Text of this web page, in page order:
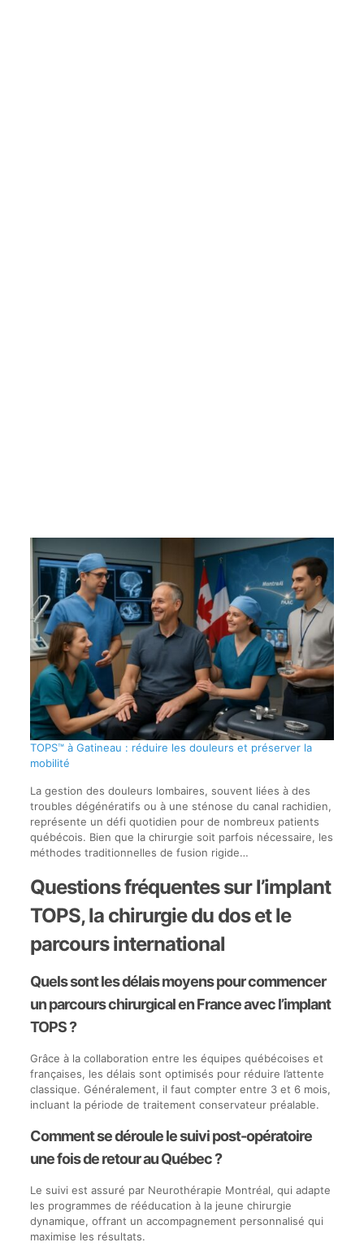
TOPS™ à Gatineau : réduire les douleurs et préserver la
mobilité
La gestion des douleurs lombaires, souvent liées à des
troubles dégénératifs ou à une sténose du canal rachidien,
représente un défi quotidien pour de nombreux patients
québécois. Bien que la chirurgie soit parfois nécessaire, les
méthodes traditionnelles de fusion rigide…
Questions fréquentes sur l’implant
TOPS, la chirurgie du dos et le
parcours international
Quels sont les délais moyens pour commencer
un parcours chirurgical en France avec l’implant
TOPS ?
Grâce à la collaboration entre les équipes québécoises et
françaises, les délais sont optimisés pour réduire l’attente
classique. Généralement, il faut compter entre 3 et 6 mois,
incluant la période de traitement conservateur préalable.
Comment se déroule le suivi post-opératoire
une fois de retour au Québec ?
Le suivi est assuré par Neurothérapie Montréal, qui adapte
les programmes de rééducation à la jeune chirurgie
dynamique, offrant un accompagnement personnalisé qui
maximise les résultats.